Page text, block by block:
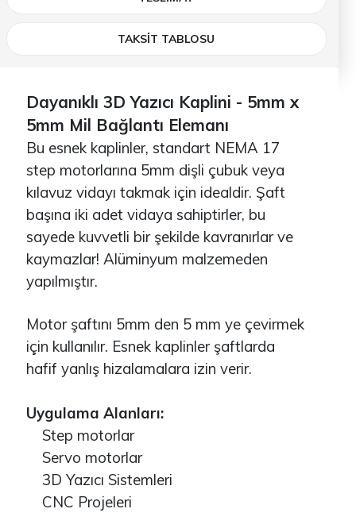
TAKSİT TABLOSU
Dayanıklı 3D Yazıcı Kaplini - 5mm x
5mm Mil Bağlantı Elemanı
Bu esnek kaplinler, standart NEMA 17
step motorlarına 5mm dişli çubuk veya
kılavuz vidayı takmak için idealdir. Şaft
başına iki adet vidaya sahiptirler, bu
sayede kuvvetli bir şekilde kavranırlar ve
kaymazlar! Alüminyum malzemeden
yapılmıştır.
Motor şaftını 5mm den 5 mm ye çevirmek
için kullanılır. Esnek kaplinler şaftlarda
hafif yanlış hizalamalara izin verir.
Uygulama Alanları:
Step motorlar
Servo motorlar
3D Yazıcı Sistemleri
CNC Projeleri